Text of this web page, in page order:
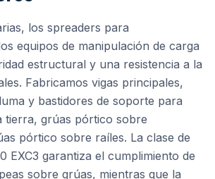
los spreaders para
equipos de manipulación de carga
estructural y una resistencia a la
Fabricamos vigas principales,
y bastidores de soporte para
tierra, grúas pórtico sobre
pórtico sobre raíles. La clase de
EXC3 garantiza el cumplimiento de
sobre grúas, mientras que la